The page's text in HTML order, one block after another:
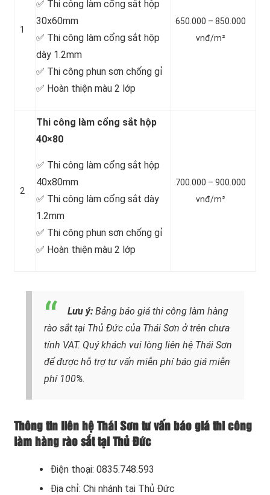
1
✅ Thi công làm cổng sắt hộp
30x60mm
✅ Thi công làm cổng sắt hộp
dày 1.2mm
✅ Thi công phun sơn chống gỉ
✅ Hoàn thiện màu 2 lớp
650.000 – 850.000
vnđ/m²
2
Thi công làm cổng sắt hộp
40×80
✅ Thi công làm cổng sắt hộp
40x80mm
✅ Thi công làm cổng sắt dày
1.2mm
✅ Thi công phun sơn chống gỉ
✅ Hoàn thiện màu 2 lớp
700.000 – 900.000
vnđ/m²
Lưu ý: Bảng báo giá thi công làm hàng
rào sắt tại Thủ Đức của Thái Sơn ở trên chưa
tính VAT. Quý khách vui lòng liên hệ Thái Sơn
để được hỗ trợ tư vấn miễn phí báo giá miễn
phí 100%.
Thông tin liên hệ Thái Sơn tư vấn báo giá thi công
làm hàng rào sắt tại Thủ Đức
Điện thoại: 0835.748.593
Địa chỉ: Chi nhánh tại Thủ Đức